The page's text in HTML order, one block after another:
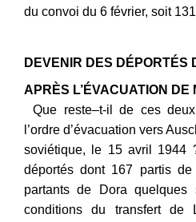
du convoi du 6 février, soit
DEVENIR DES DÉPORTÉS
APRÈS L’ÉVACUATION
Que reste–t-il de ces
l’ordre d’évacuation vers
soviétique, le 15 avril
déportés dont 167 partis
partants de Dora
conditions du transfert de